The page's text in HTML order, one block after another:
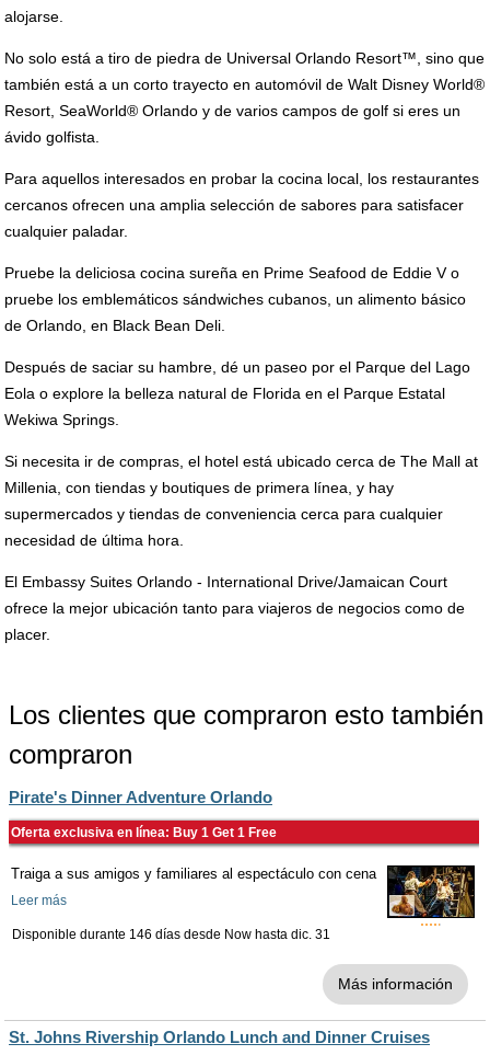
alojarse.
No solo está a tiro de piedra de Universal Orlando Resort™, sino que
también está a un corto trayecto en automóvil de Walt Disney World®
Resort, SeaWorld® Orlando y de varios campos de golf si eres un
ávido golfista.
Para aquellos interesados en probar la cocina local, los restaurantes
cercanos ofrecen una amplia selección de sabores para satisfacer
cualquier paladar.
Pruebe la deliciosa cocina sureña en Prime Seafood de Eddie V o
pruebe los emblemáticos sándwiches cubanos, un alimento básico
de Orlando, en Black Bean Deli.
Después de saciar su hambre, dé un paseo por el Parque del Lago
Eola o explore la belleza natural de Florida en el Parque Estatal
Wekiwa Springs.
Si necesita ir de compras, el hotel está ubicado cerca de The Mall at
Millenia, con tiendas y boutiques de primera línea, y hay
supermercados y tiendas de conveniencia cerca para cualquier
necesidad de última hora.
El Embassy Suites Orlando - International Drive/Jamaican Court
ofrece la mejor ubicación tanto para viajeros de negocios como de
placer.
Los clientes que compraron esto también
compraron
Pirate's Dinner Adventure Orlando
Oferta exclusiva en línea: Buy 1 Get 1 Free
Traiga a sus amigos y familiares al espectáculo con cena
Leer más
Disponible durante 146 días desde Now hasta dic. 31
Más información
St. Johns Rivership Orlando Lunch and Dinner Cruises